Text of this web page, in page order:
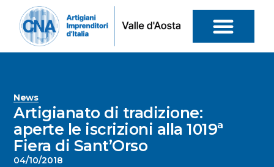
News
Artigianato di tradizione:
aperte le iscrizioni alla 1019ª
Fiera di Sant’Orso
04/10/2018